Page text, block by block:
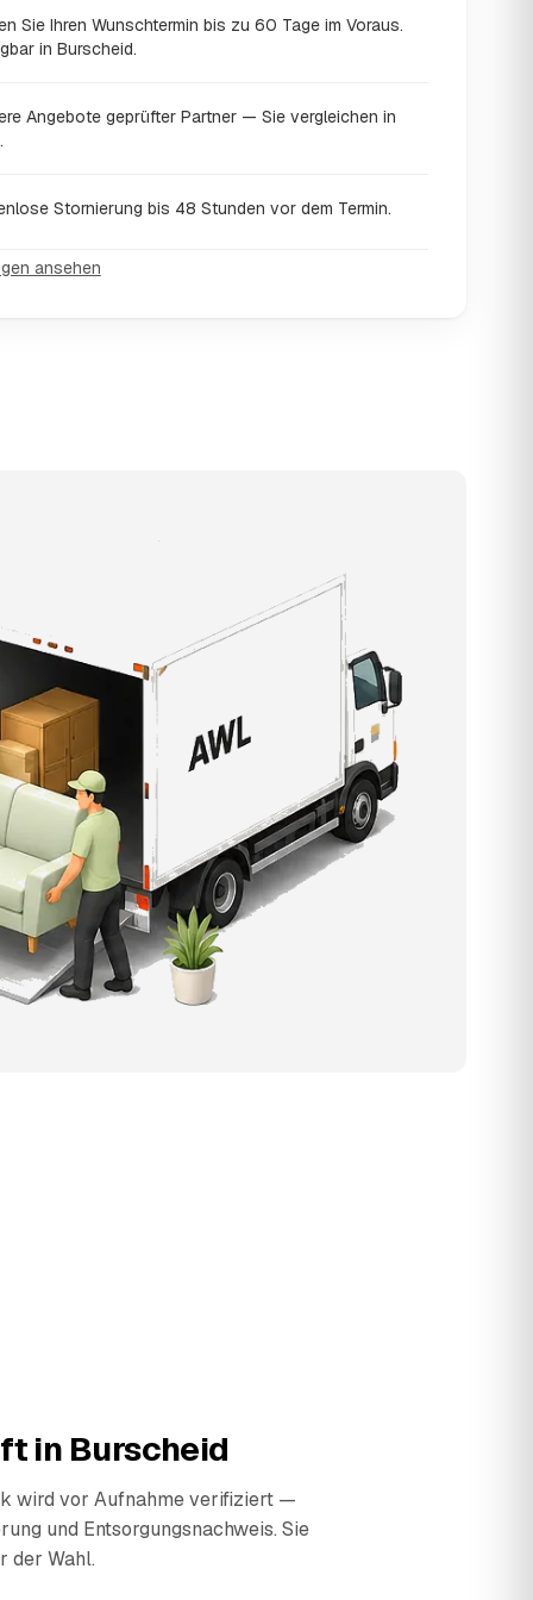
Sie Ihren Wunschtermin bis zu 60 Tage im Voraus.
in Burscheid.
Angebote geprüfter Partner — Sie vergleichen in
Stornierung bis 48 Stunden vor dem Termin.
ansehen
in Burscheid
wird vor Aufnahme verifiziert —
und Entsorgungsnachweis. Sie
der Wahl.